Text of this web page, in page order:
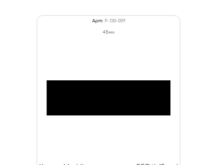
Арт: P-130-009
45мл